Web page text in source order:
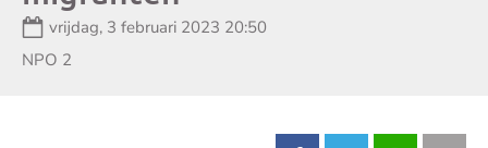
Datum:
vrijdag, 3 februari 2023 20:50
Zender:
NPO 2